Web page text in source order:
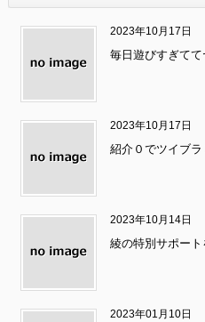
2023年10月17日
毎日遊びすぎてて
2023年10月17日
紹介０でツイブ
2023年10月14日
綾の特別サポー
2023年01月10日